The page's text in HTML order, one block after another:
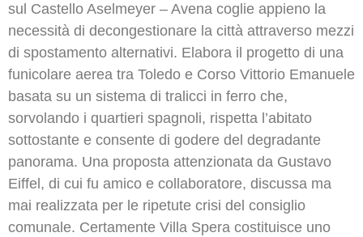
sul Castello Aselmeyer – Avena coglie appieno la
necessità di decongestionare la città attraverso mezzi
di spostamento alternativi. Elabora il progetto di una
funicolare aerea tra Toledo e Corso Vittorio Emanuele
basata su un sistema di tralicci in ferro che,
sorvolando i quartieri spagnoli, rispetta l’abitato
sottostante e consente di godere del degradante
panorama. Una proposta attenzionata da Gustavo
Eiffel, di cui fu amico e collaboratore, discussa ma
mai realizzata per le ripetute crisi del consiglio
comunale. Certamente Villa Spera costituisce uno